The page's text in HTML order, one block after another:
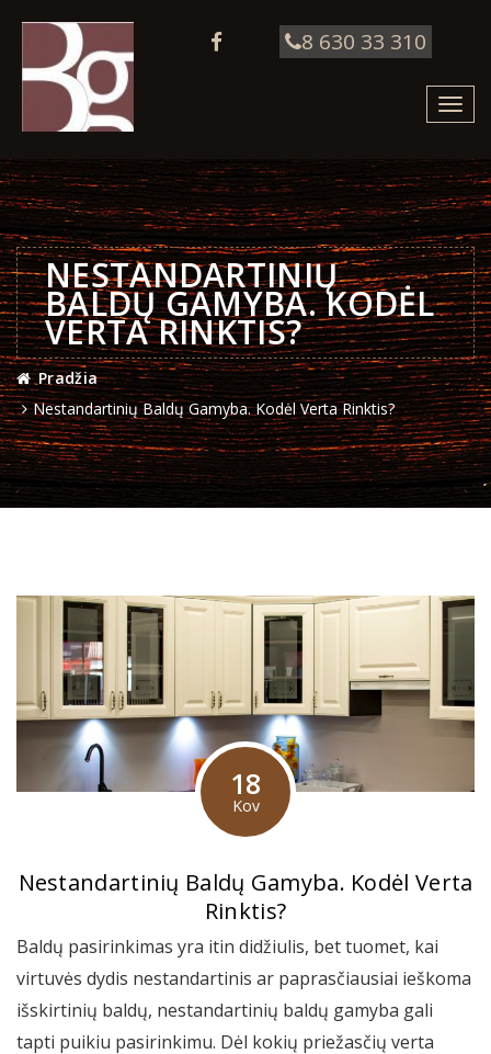
8 630 33 310
NESTANDARTINIŲ
BALDŲ GAMYBA. KODĖL
VERTA RINKTIS?
Pradžia
Nestandartinių Baldų Gamyba. Kodėl Verta Rinktis?
18
Kov
Nestandartinių Baldų Gamyba. Kodėl Verta
Rinktis?
Baldų pasirinkimas yra itin didžiulis, bet tuomet, kai
virtuvės dydis nestandartinis ar paprasčiausiai ieškoma
išskirtinių baldų, nestandartinių baldų gamyba gali
tapti puikiu pasirinkimu. Dėl kokių priežasčių verta